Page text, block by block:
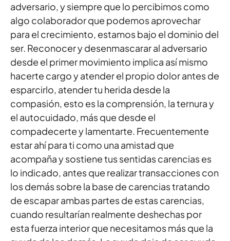
adversario, y siempre que lo percibimos como
algo colaborador que podemos aprovechar
para el crecimiento, estamos bajo el dominio del
ser. Reconocer y desenmascarar al adversario
desde el primer movimiento implica así mismo
hacerte cargo y atender el propio dolor antes de
esparcirlo, atender tu herida desde la
compasión, esto es la comprensión, la ternura y
el autocuidado, más que desde el
compadecerte y lamentarte. Frecuentemente
estar ahí para ti como una amistad que
acompaña y sostiene tus sentidas carencias es
lo indicado, antes que realizar transacciones con
los demás sobre la base de carencias tratando
de escapar ambas partes de estas carencias,
cuando resultarían realmente deshechas por
esta fuerza interior que necesitamos más que la